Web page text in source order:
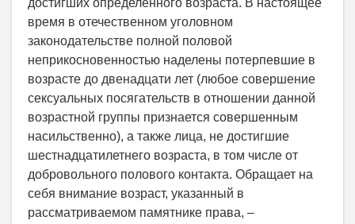
достигших определенного возраста. В настоящее
время в отечественном уголовном
законодательстве полной половой
неприкосновенностью наделены потерпевшие в
возрасте до двенадцати лет (любое совершение
сексуальных посягательств в отношении данной
возрастной группы признается совершенным
насильственно), а также лица, не достигшие
шестнадцатилетнего возраста, в том числе от
добровольного полового контакта. Обращает на
себя внимание возраст, указанный в
рассматриваемом памятнике права, –